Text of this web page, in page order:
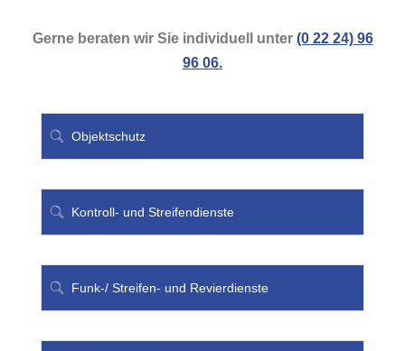
Gerne beraten wir Sie individuell unter (0 22 24) 96
96 06.
Objektschutz
Kontroll- und Streifendienste
Funk-/ Streifen- und Revierdienste